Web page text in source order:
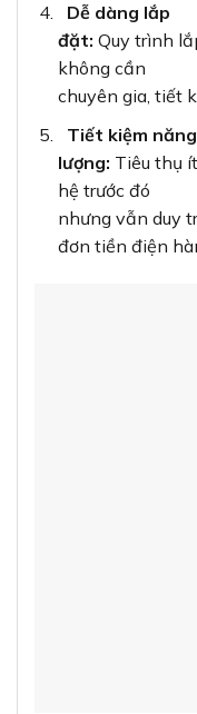
Dễ dàng lắp
đặt: Quy trình
không cần
chuyên gia, tiết
Tiết kiệm năng
lượng: Tiêu thụ
hệ trước đó
nhưng vẫn duy
đơn tiền điện